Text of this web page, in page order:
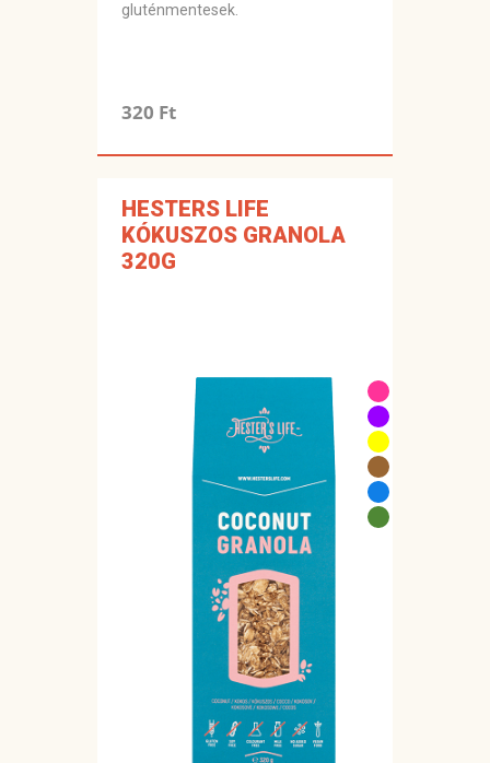
gluténmentesek.
320 Ft
HESTERS LIFE
KÓKUSZOS GRANOLA
320G